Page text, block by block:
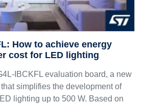
How to achieve energy
cost for LED lighting
IBCKFL evaluation board, a new
simplifies the development of
lighting up to 500 W. Based on